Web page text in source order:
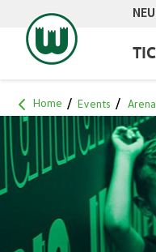
Zur
Home Events